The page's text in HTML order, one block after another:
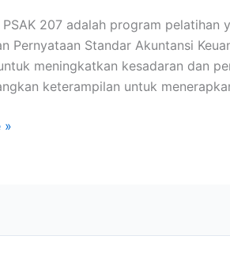
PSAK 207 adalah program
Pernyataan Standar Akuntansi
meningkatkan kesadaran dan
keterampilan untuk
»